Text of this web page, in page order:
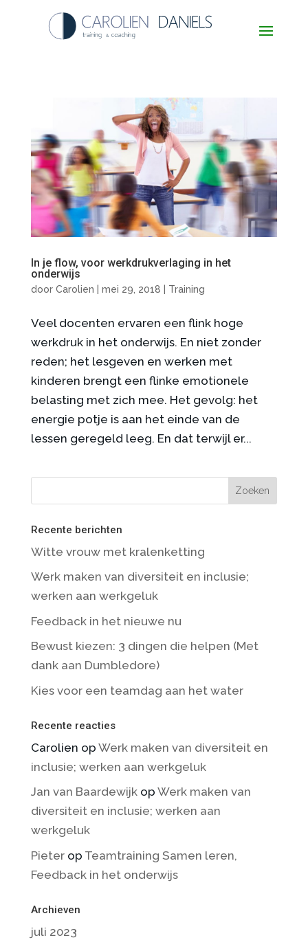
In je flow, voor werkdrukverlaging in het
onderwijs
door Carolien | mei 29, 2018 | Training
Veel docenten ervaren een flink hoge
werkdruk in het onderwijs. En niet zonder
reden; het lesgeven en werken met
kinderen brengt een flinke emotionele
belasting met zich mee. Het gevolg: het
energie potje is aan het einde van de
lessen geregeld leeg. En dat terwijl er...
Recente berichten
Witte vrouw met kralenketting
Werk maken van diversiteit en inclusie;
werken aan werkgeluk
Feedback in het nieuwe nu
Bewust kiezen: 3 dingen die helpen (Met
dank aan Dumbledore)
Kies voor een teamdag aan het water
Recente reacties
Carolien op Werk maken van diversiteit en
inclusie; werken aan werkgeluk
Jan van Baardewijkop Werk maken van
diversiteit en inclusie; werken aan
werkgeluk
Pieterop Teamtraining Samen leren,
Feedback in het onderwijs
Archieven
juli 2023